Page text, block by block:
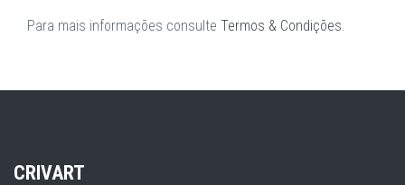
Para mais informações consulte Termos & Condições.
CRIVART